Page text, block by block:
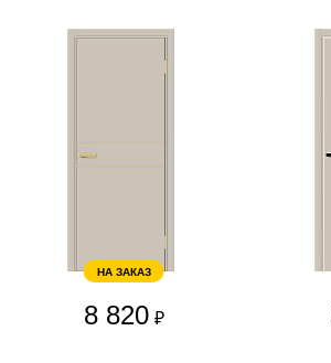
НА ЗАКАЗ
8 820 ₽